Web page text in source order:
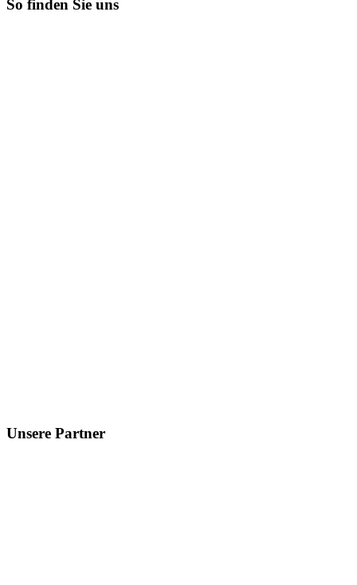
So finden Sie uns
Unsere Partner